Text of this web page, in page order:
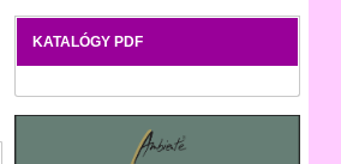
KATALÓGY PDF